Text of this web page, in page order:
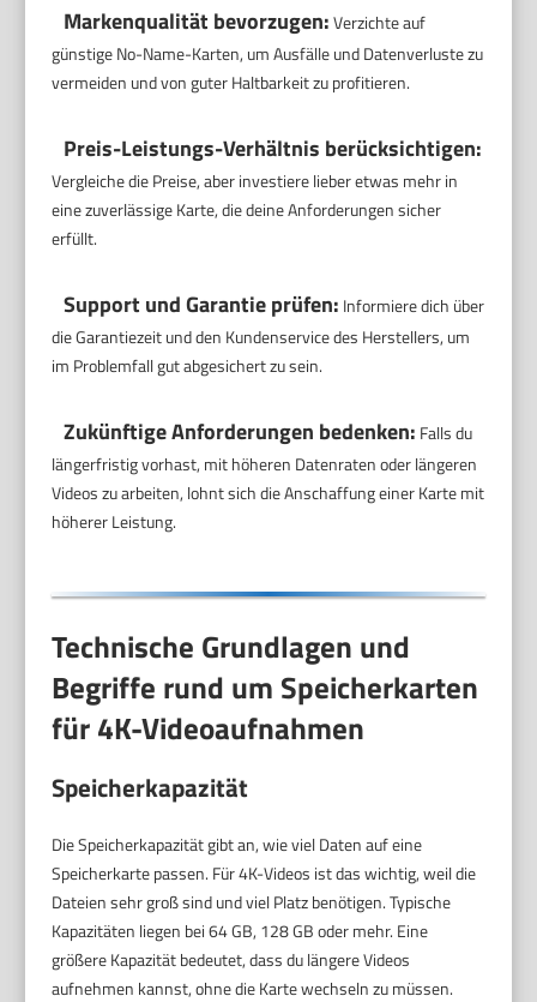
Markenqualität bevorzugen:Verzichte auf
günstige No-Name-Karten, um Ausfälle und Datenverluste zu
vermeiden und von guter Haltbarkeit zu profitieren.
Preis-Leistungs-Verhältnis berücksichtigen:
Vergleiche die Preise, aber investiere lieber etwas mehr in
eine zuverlässige Karte, die deine Anforderungen sicher
erfüllt.
Support und Garantie prüfen: Informiere dich über
die Garantiezeit und den Kundenservice des Herstellers, um
im Problemfall gut abgesichert zu sein.
Zukünftige Anforderungen bedenken: Falls du
längerfristig vorhast, mit höheren Datenraten oder längeren
Videos zu arbeiten, lohnt sich die Anschaffung einer Karte mit
höherer Leistung.
Technische Grundlagen und
Begriffe rund um Speicherkarten
für 4K-Videoaufnahmen
Speicherkapazität
Die Speicherkapazität gibt an, wie viel Daten auf eine
Speicherkarte passen. Für 4K-Videos ist das wichtig, weil die
Dateien sehr groß sind und viel Platz benötigen. Typische
Kapazitäten liegen bei 64 GB, 128 GB oder mehr. Eine
größere Kapazität bedeutet, dass du längere Videos
aufnehmen kannst, ohne die Karte wechseln zu müssen.